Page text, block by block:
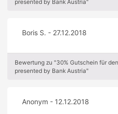
presented by Bank Austria"
Boris S. - 27.12.2018
Bewertung zu "30% Gutschein für
presented by Bank Austria"
Anonym - 12.12.2018